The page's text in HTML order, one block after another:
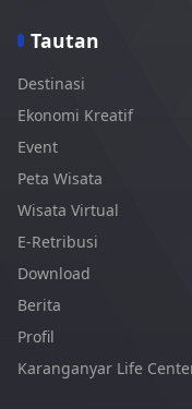
Tautan
Destinasi
Ekonomi Kreatif
Event
Peta Wisata
Wisata Virtual
E-Retribusi
Download
Berita
Profil
Karanganyar Life